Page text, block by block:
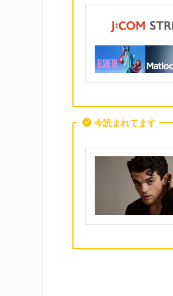
今読まれてます